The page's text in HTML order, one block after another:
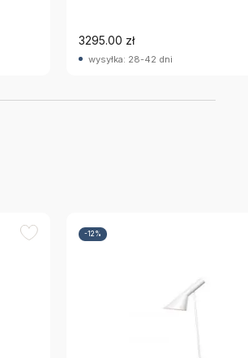
3295.00 zł
wysyłka: 28-42 dni
-12%